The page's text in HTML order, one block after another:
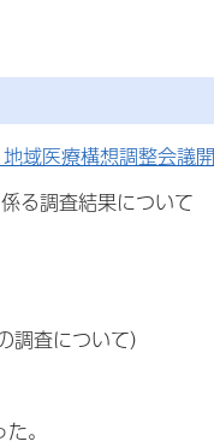
域医療構想調整会議
る調査結果について
査について）
。